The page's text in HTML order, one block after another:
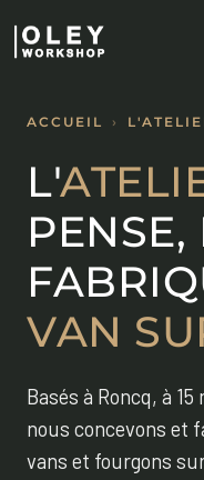
ACCUEIL ›
L'
PENSE,
VAN
Basés à Roncq, à
nous concevons et
vans et fourgons